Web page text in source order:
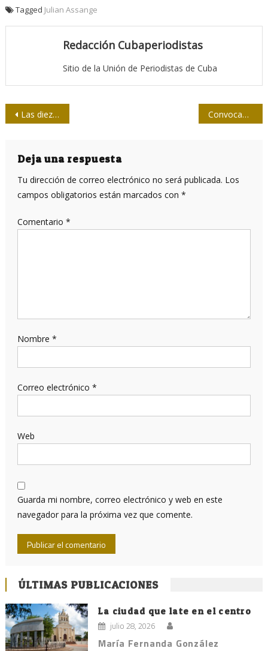
Tagged Julian Assange
Redacción Cubaperiodistas
Sitio de la Unión de Periodistas de Cuba
Navegación
entradas
Las diez claves que explican el Nuevo Sistema Mundo Convocan en Matanzas a concurso de Periodismo
Deja una respuesta
Tu dirección de correo electrónico no será publicada. Los
campos obligatorios están marcados con *
Comentario *
Nombre *
Correo electrónico *
Web
Guarda mi nombre, correo electrónico y web en este
navegador para la próxima vez que comente.
ÚLTIMAS PUBLICACIONES
La ciudad que late en el centro
julio 28, 2026
María Fernanda González